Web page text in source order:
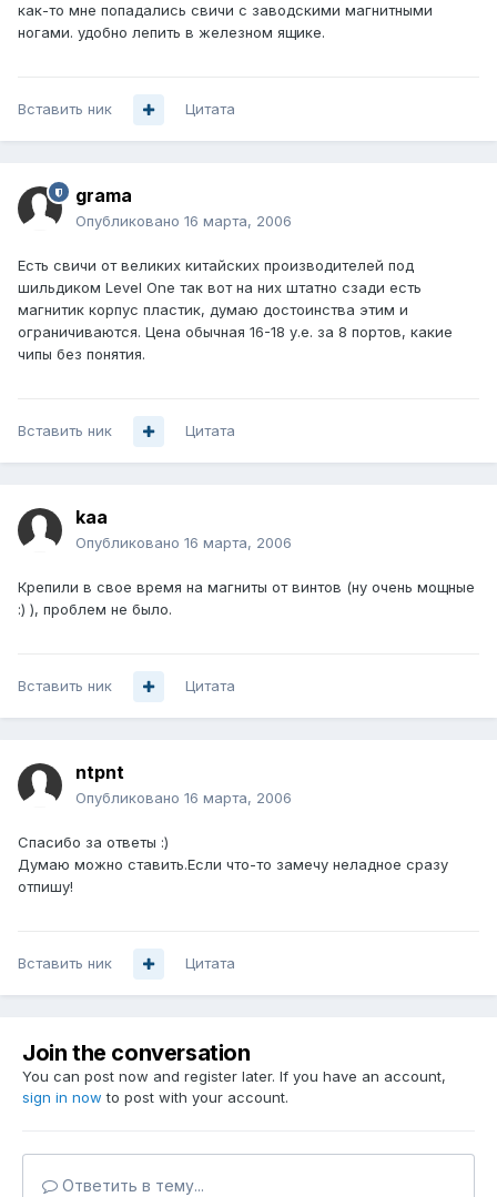
как-то мне попадались свичи с заводскими магнитными
ногами. удобно лепить в железном ящике.
Вставить ник Цитата
grama
Опубликовано 16 марта, 2006
Есть свичи от великих китайских производителей под
шильдиком Level One так вот на них штатно сзади есть
магнитик корпус пластик, думаю достоинства этим и
ограничиваются. Цена обычная 16-18 у.е. за 8 портов, какие
чипы без понятия.
Вставить ник Цитата
kaa
Опубликовано 16 марта, 2006
Крепили в свое время на магниты от винтов (ну очень мощные
:) ), проблем не было.
Вставить ник Цитата
ntpnt
Опубликовано 16 марта, 2006
Спасибо за ответы :)
Думаю можно ставить.Если что-то замечу неладное сразу
отпишу!
Вставить ник Цитата
Join the conversation
You can post now and register later. If you have an account,
sign in now to post with your account.
Ответить в тему...